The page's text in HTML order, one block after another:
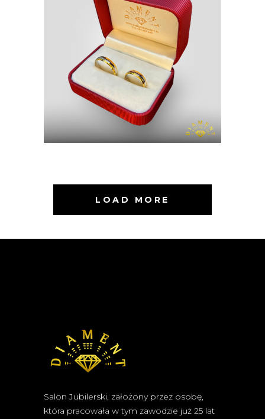
OBRĄCZKI
ZŁOTO P. 585
LOAD MORE
Salon Jubilerski, założony przez osobę,
która pracowała w tym zawodzie już 25 lat